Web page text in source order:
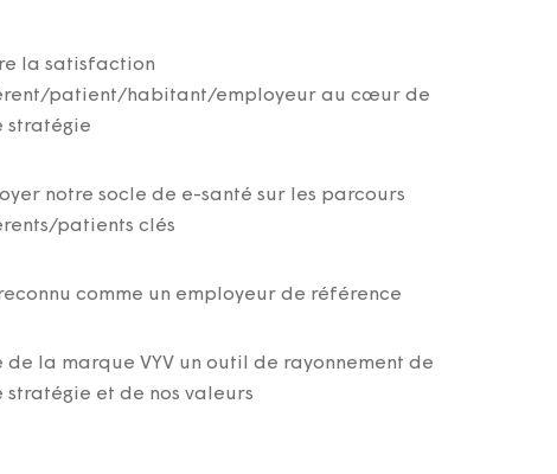
la satisfaction
patient/habitant/employeur au cœur de
stratégie
notre socle de e-santé sur les parcours
patients clés
comme un employeur de référence
de la marque VYV un outil de rayonnement de
stratégie et de nos valeurs